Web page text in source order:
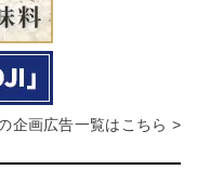
企画広告一覧はこちら >